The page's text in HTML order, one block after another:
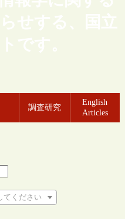
せする、国立
です。
調査研究
English
Articles
てください